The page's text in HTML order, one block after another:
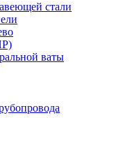
стали
ваты